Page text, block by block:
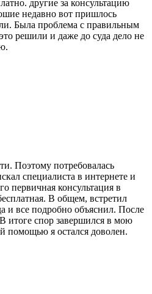
другие за консультацию
недавно вот пришлось
Была проблема с правильным
решили и даже до суда дело не
Поэтому потребовалась
специалиста в интернете и
первичная консультация в
В общем, встретил
и все подробно объяснил. После
итоге спор завершился в мою
помощью я остался доволен.